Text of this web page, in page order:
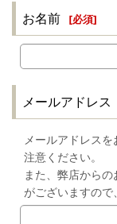
お名前 [必須]
メールアドレス
メールアドレス
注意ください。
また、弊店から
がございますので